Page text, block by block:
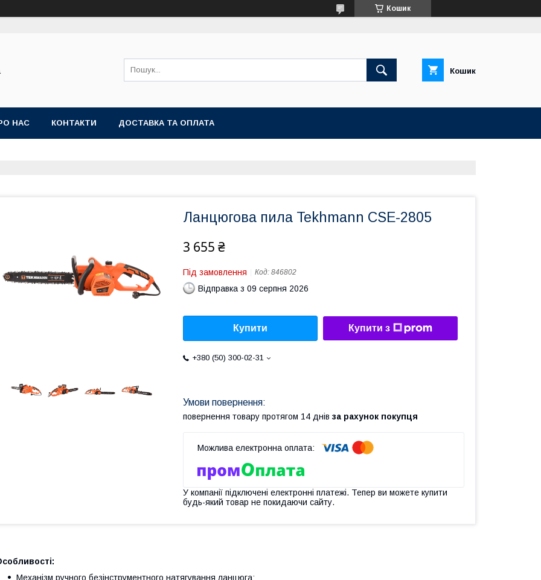
Кошик
Кошик
НАС КОНТАКТИ ДОСТАВКА ТА ОПЛАТА
Ланцюгова пила Tekhmann CSE-2805
3 655 ₴
Під замовлення Код: 846802
Відправка з 09 серпня 2026
Купити Купити з
+380 (50) 300-02-31
повернення товару протягом 14 днів за рахунок покупця
У компанії підключені електронні платежі. Тепер ви можете купити
будь-який товар не покидаючи сайту.
Механізм ручного безінструментного натягування ланцюга;